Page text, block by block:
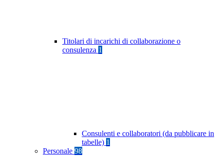
Titolari di incarichi di collaborazione o
consulenza 1
Consulenti e collaboratori (da pubblicare in
tabelle) 1
Personale 98